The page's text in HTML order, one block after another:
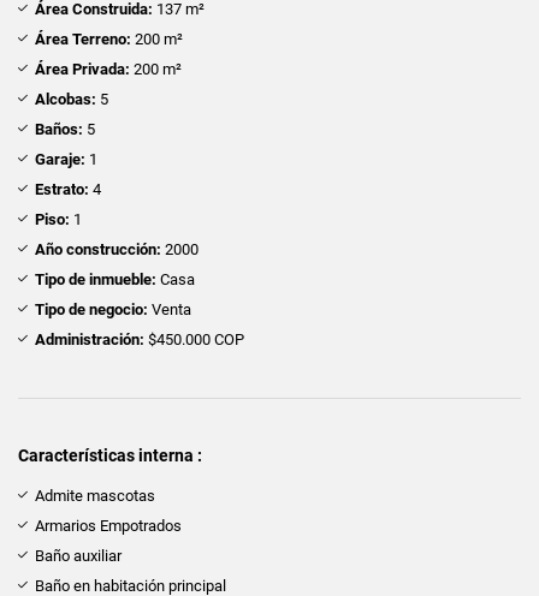
Área Construida: 137 m²
Área Terreno: 200 m²
Área Privada: 200 m²
Alcobas: 5
Baños: 5
Garaje: 1
Estrato: 4
Piso: 1
Año construcción: 2000
Tipo de inmueble: Casa
Tipo de negocio: Venta
Administración: $450.000 COP
Características interna :
Admite mascotas
Armarios Empotrados
Baño auxiliar
Baño en habitación principal